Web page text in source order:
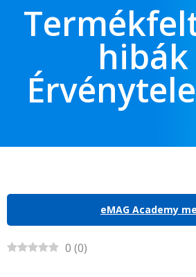
hibák
eMAG Academy
0 (0)